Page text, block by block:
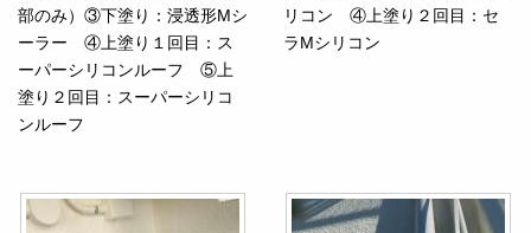
部のみ）③下塗り：浸透形Mシ
ーラー ④上塗り１回目：ス
ーパーシリコンルーフ ⑤上
塗り２回目：スーパーシリコ
ンルーフ
リコン ④上塗り２回目：セ
ラMシリコン